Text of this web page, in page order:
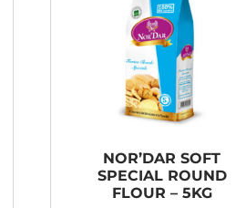
NOR’DAR SOFT
SPECIAL ROUND
FLOUR – 5KG